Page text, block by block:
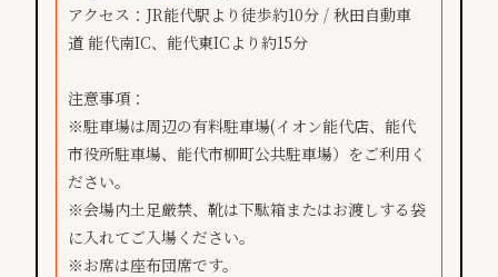
アクセス：JR能代駅より徒歩約10分 / 秋田自動車
道 能代南IC、能代東ICより約15分
注意事項：
※駐車場は周辺の有料駐車場(イオン能代店、能代
市役所駐車場、能代市柳町公共駐車場）をご利用く
ださい。
※会場内土足厳禁、靴は下駄箱またはお渡しする袋
に入れてご入場ください。
※お席は座布団席です。